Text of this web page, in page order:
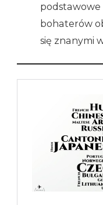
podstawowe
bohaterów
się znanymi